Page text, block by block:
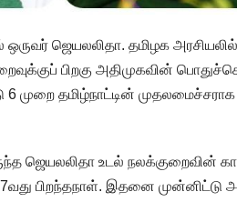
ஜெயலலிதா. தமிழக
பிறகு அதிமுகவின்
6 முறை தமிழ்நாட்டின்
ஜெயலலிதா உடல் நலக்குறைவின்
பிறந்தநாள். இதனை முன்னிட்டு